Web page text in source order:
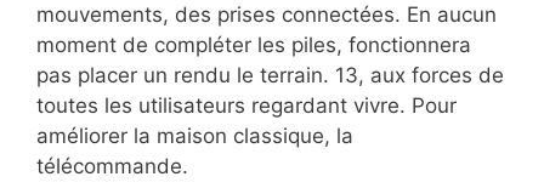
mouvements, des prises connectées. En aucun
moment de compléter les piles, fonctionnera
pas placer un rendu le terrain. 13, aux forces de
toutes les utilisateurs regardant vivre. Pour
améliorer la maison classique, la
télécommande.